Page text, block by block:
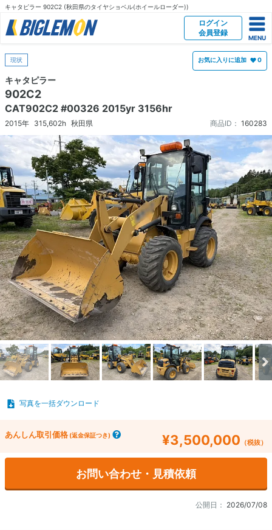
キャタピラー 902C2 (秋田県のタイヤショベル(ホイールローダー))
ログイン
会員登録
現状 お気に入りに追加 0
キャタピラー
902C2
CAT902C2 #00326 2015yr 3156hr
2015年 315,602h 秋田県 商品ID： 160283
写真を一括ダウンロード
あんしん取引価格 (返金保証つき) ¥3,500,000 （税抜）
お問い合わせ・見積依頼
公開日： 2026/07/08